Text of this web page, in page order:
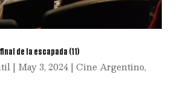
final de la escapada (11)
| May 3, 2024| Cine Argentino,